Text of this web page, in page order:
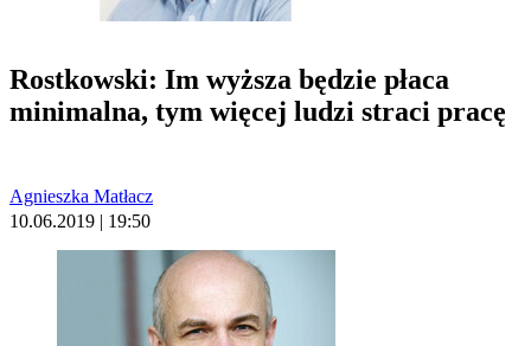
Rostkowski: Im wyższa będzie płaca
minimalna, tym więcej ludzi straci pracę
Agnieszka Matłacz
10.06.2019 | 19:50